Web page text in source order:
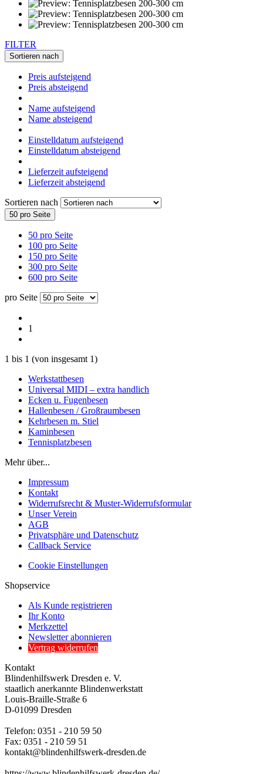
FILTER
Sortieren nach
Preis aufsteigend
Preis absteigend
Name aufsteigend
Name absteigend
Einstelldatum aufsteigend
Einstelldatum absteigend
Lieferzeit aufsteigend
Lieferzeit absteigend
Sortieren nach
50 pro Seite
50 pro Seite
100 pro Seite
150 pro Seite
300 pro Seite
600 pro Seite
pro Seite
1
1 bis 1 (von insgesamt 1)
Werkstattbesen
Universal MIDI – extra handlich
Ecken u. Fugenbesen
Hallenbesen / Großraumbesen
Kehrbesen m. Stiel
Kaminbesen
Tennisplatzbesen
Mehr über...
Impressum
Kontakt
Widerrufsrecht & Muster-Widerrufsformular
Unser Verein
AGB
Privatsphäre und Datenschutz
Callback Service
Cookie Einstellungen
Shopservice
Als Kunde registrieren
Ihr Konto
Merkzettel
Newsletter abonnieren
Vertrag widerrufen
Kontakt
Blindenhilfswerk Dresden e. V.
staatlich anerkannte Blindenwerkstatt
Louis-Braille-Straße 6
D-01099 Dresden
Telefon: 0351 - 210 59 50
Fax: 0351 - 210 59 51
kontakt@blindenhilfswerk-dresden.de